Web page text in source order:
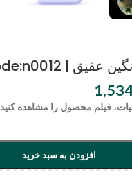
نگین عقیق | code:n0012
فیلم محصول را مشاهده کنید
افزودن به سبد خرید